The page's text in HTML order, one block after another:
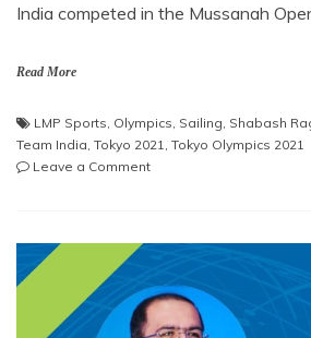
India competed in the Mussanah
Read More
LMP Sports Olympics Sailing Shabash
Team India Tokyo 2021 Tokyo Olympics 2021
Leave a Commenton
Asia